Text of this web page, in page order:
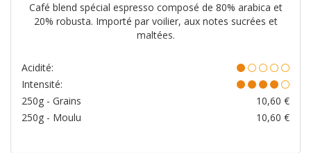
Café blend spécial espresso composé de 80% arabica et
20% robusta. Importé par voilier, aux notes sucrées et
maltées.
Acidité:
Intensité:
250g - Grains
10,60 €
250g - Moulu
10,60 €